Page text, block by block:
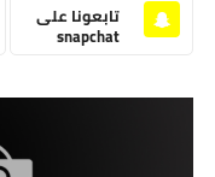
تابعونا على
snapchat